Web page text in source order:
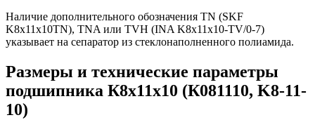
Наличие дополнительного обозначения TN (SKF
K8x11x10TN), TNA или TVH (INA K8x11x10-TV/0-7)
указывает на сепаратор из стеклонаполненного полиамида.
Размеры и технические параметры
подшипника К8х11х10 (К081110, K8-11-
10)